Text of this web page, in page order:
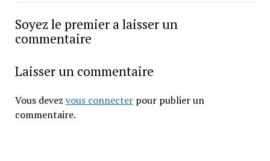
Soyez le premier a laisser un
commentaire
Laisser un commentaire
Vous devez vous connecterpour publier un
commentaire.